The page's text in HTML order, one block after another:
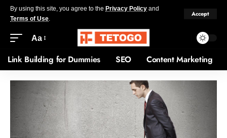
By using this site, you agree to the Privacy Policy and
Terms of Use.
Accept
Aa
Link Building for Dummies SEO Content Marketing